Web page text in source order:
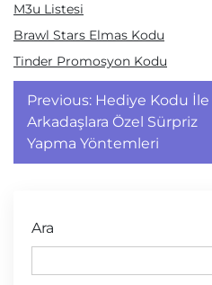
M3u Listesi
Brawl Stars Elmas Kodu
Tinder Promosyon Kodu
Yazı
gezinmesi
Previous: Hediye Kodu İle
Arkadaşlara Özel Sürpriz
Yapma Yöntemleri
Ara